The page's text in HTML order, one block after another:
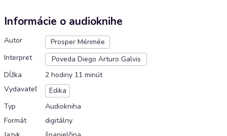
Informácie o audioknihe
Autor
Prosper Mérimée
Interpret
Poveda Diego Arturo Galvis
Dĺžka
2 hodiny 11 minút
Vydavateľ
Edika
Typ
Audiokniha
Formát
digitálny